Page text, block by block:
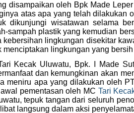
disampaikan oleh Bpk Made
atas apa yang telah dilakukan
dikunjungi wisatawan selama
sampah plastik yang kemudian
kebersihan lingkungan disekitar
menciptakan lingkungan yang
Kecak Uluwatu, Bpk. I Made
dan kemungkinan akan
meniru apa yang dilakukan oleh
pementasan oleh MC Tari
tepuk tangan dari seluruh
langsung dalam aksi